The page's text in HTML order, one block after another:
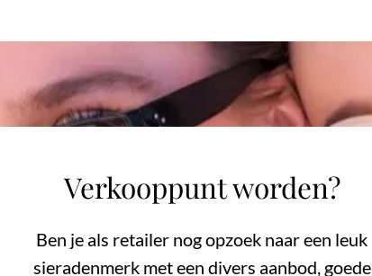
Verkooppunt worden?
Ben je als retailer nog opzoek naar een leuk
sieradenmerk met een divers aanbod, goede